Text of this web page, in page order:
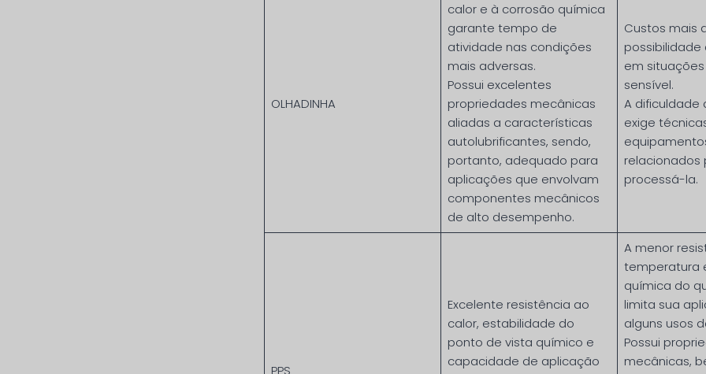
OLHADINHA
calor e à corrosão química
garante tempo de
atividade nas condições
mais adversas.
Possui excelentes
propriedades mecânicas
aliadas a características
autolubrificantes, sendo,
portanto, adequado para
aplicações que envolvam
componentes mecânicos
de alto desempenho.
Custos mais
em
sensível.
A dificuldade
exige
relacionados
processá-la.
Excelente resistência ao
calor, estabilidade do
ponto de vista químico e
capacidade de aplicação
A menor
temperatura
química do
limita sua
alguns usos
Possui
mecânicas,